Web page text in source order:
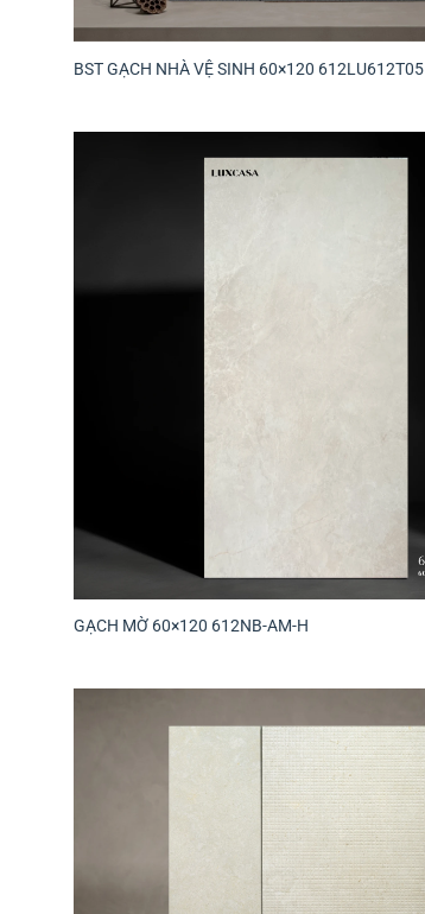
BST GẠCH NHÀ VỆ SINH 60×120 612LU612T05
GẠCH MỜ 60×120 612NB-AM-H